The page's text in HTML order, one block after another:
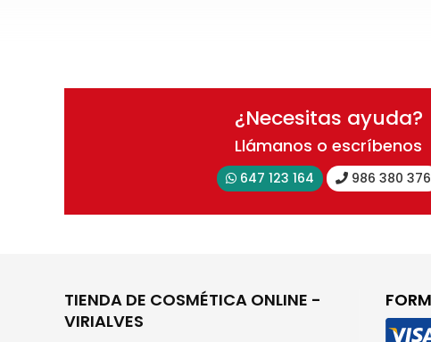
¿Necesitas ayuda?
Llámanos o escríbenos
647 123 164 986 380 376
TIENDA DE COSMÉTICA ONLINE -
VIRIALVES